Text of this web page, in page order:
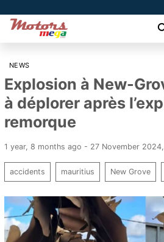
NEWS
Explosion à New-
à déplorer après
remorque
1 year, 8 months ago - 27 November 2024
accidents mauritius New Grove